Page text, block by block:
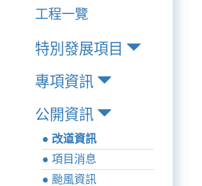
工程一覽
特別發展項目
專項資訊
公開資訊
● 改道資訊
● 項目消息
● 颱風資訊